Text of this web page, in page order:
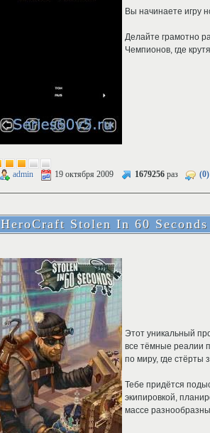
Вы начинаете игру
Делайте грамотно
Чемпионов, где
admin 19 октября 2009 1679256 раз (0)
HeroCraft Stolen In 60
Этот уникальный
все тёмные реалии
по миру, где стёрты
Тебе придётся
экипировкой,
массе